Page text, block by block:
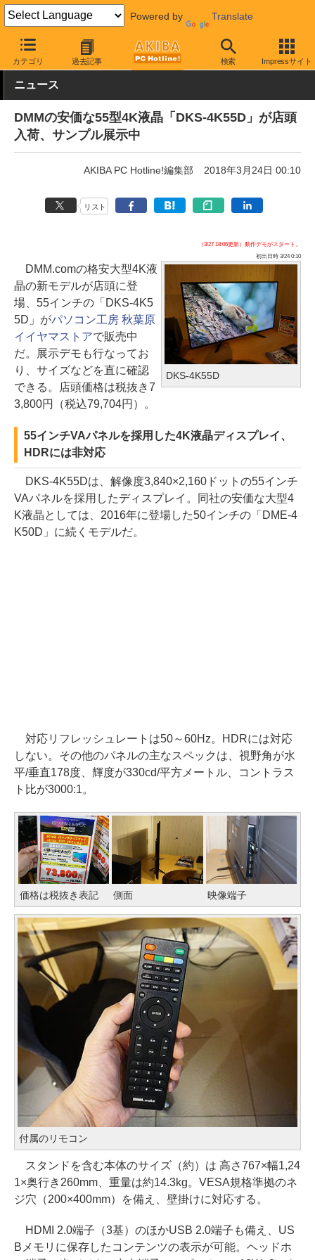
Powered by Translate
カテゴリ 過去記事 検索 Impressサイト
AKIBA PC Hotline! PC周辺機器 液晶ディスプレイ・モニター
ニュース
DMMの安価な55型4K液晶「DKS-4K55D」が店頭
入荷、サンプル展示中
AKIBA PC Hotline!編集部 2018年3月24日 00:10
リスト
（3/27 18:06更新）動作デモがスタート。
初出日時 3/24 0:10
DKS-4K55D
DMM.comの格安大型4K液
晶の新モデルが店頭に登
場、55インチの「DKS-4K5
5D」がパソコン工房 秋葉原
イイヤマストアで販売中
だ。展示デモも行なってお
り、サイズなどを直に確認
できる。店頭価格は税抜き7
3,800円（税込79,704円）。
55インチVAパネルを採用した4K液晶ディスプレイ、
HDRには非対応
DKS-4K55Dは、解像度3,840×2,160ドットの55インチ
VAパネルを採用したディスプレイ。同社の安価な大型4
K液晶としては、2016年に登場した50インチの「DME-4
K50D」に続くモデルだ。
対応リフレッシュレートは50～60Hz。HDRには対応
しない。その他のパネルの主なスペックは、視野角が水
平/垂直178度、輝度が330cd/平方メートル、コントラス
ト比が3000:1。
価格は税抜き表記 側面 映像端子
付属のリモコン
スタンドを含む本体のサイズ（約）は 高さ767×幅1,24
1×奥行き260mm、重量は約14.3kg。VESA規格準拠のネ
ジ穴（200×400mm）を備え、壁掛けに対応する。
HDMI 2.0端子（3基）のほかUSB 2.0端子も備え、US
Bメモリに保存したコンテンツの表示が可能。ヘッドホ